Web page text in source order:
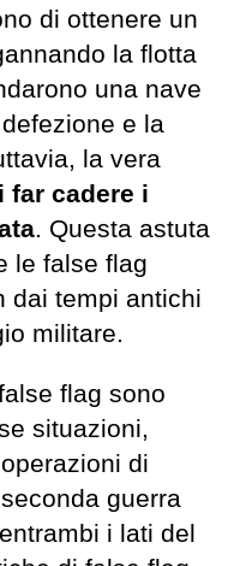
di ottenere un
la flotta
una nave
e la
la vera
far cadere i
. Questa astuta
le false flag
dai tempi antichi
militare.
flag sono
situazioni,
di
guerra
i lati del